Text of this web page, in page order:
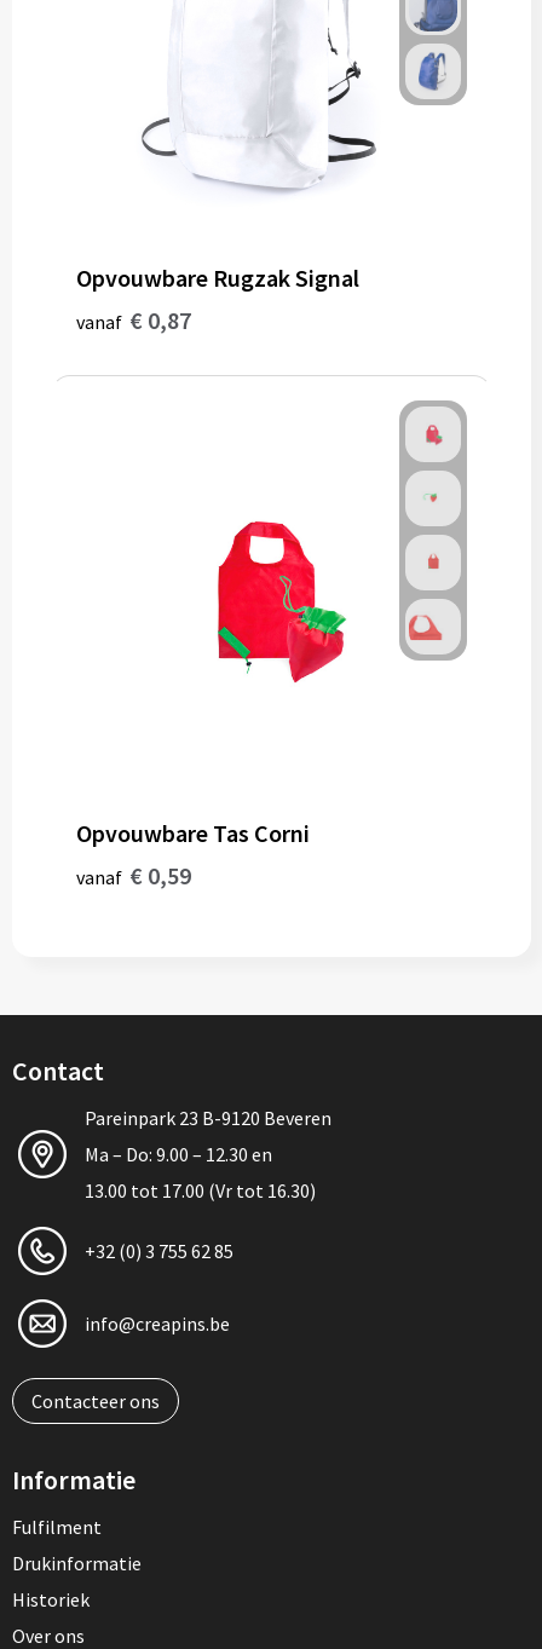
Opvouwbare Rugzak Signal
vanaf € 0,87
Opvouwbare Tas Corni
vanaf € 0,59
Contact
Pareinpark 23 B-9120 Beveren
Ma – Do: 9.00 – 12.30 en
13.00 tot 17.00 (Vr tot 16.30)
+32 (0) 3 755 62 85
info@creapins.be
Contacteer ons
Informatie
Fulfilment
Drukinformatie
Historiek
Over ons